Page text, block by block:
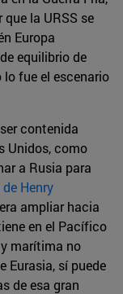
la URSS se
Europa
equilibrio de
fue el escenario
contenida
Unidos, como
a Rusia para
Henry
ampliar hacia
en el Pacífico
marítima no
Eurasia, sí puede
de esa gran